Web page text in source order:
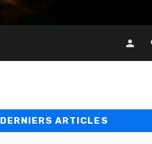
DERNIERS ARTICLES